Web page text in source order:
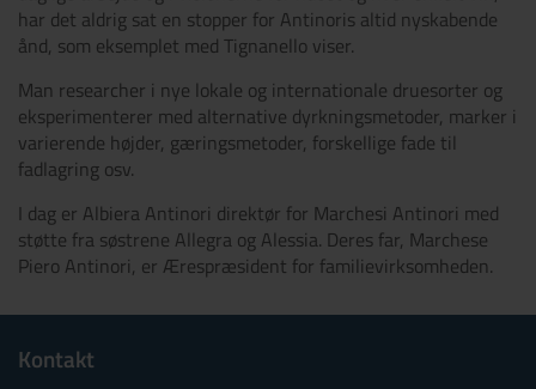
har det aldrig sat en stopper for Antinoris altid nyskabende
ånd, som eksemplet med Tignanello viser.
Man researcher i nye lokale og internationale druesorter og
eksperimenterer med alternative dyrkningsmetoder, marker i
varierende højder, gæringsmetoder, forskellige fade til
fadlagring osv.
I dag er Albiera Antinori direktør for Marchesi Antinori med
støtte fra søstrene Allegra og Alessia. Deres far, Marchese
Piero Antinori, er Ærespræsident for familievirksomheden.
Kontakt